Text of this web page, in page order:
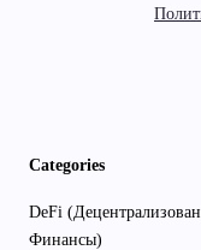
Categories
DeFi
Финансы)